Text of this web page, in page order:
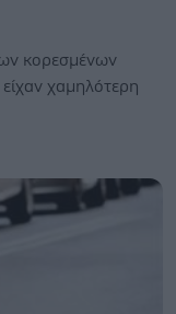
κορεσμένων
χαμηλότερη